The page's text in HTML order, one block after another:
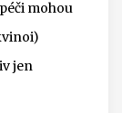
mohou
jen